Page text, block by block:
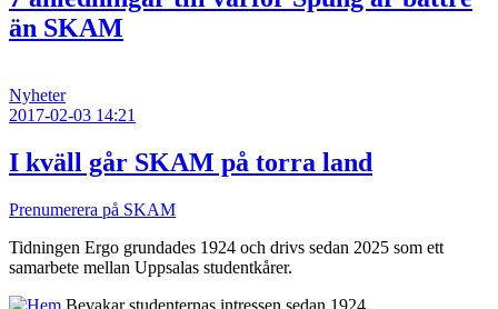
än SKAM
Nyheter
2017-02-03 14:21
I kväll går SKAM på torra land
Prenumerera på SKAM
Tidningen Ergo grundades 1924 och drivs sedan 2025 som ett
samarbete mellan Uppsalas studentkårer.
Bevakar studenternas intressen sedan 1924